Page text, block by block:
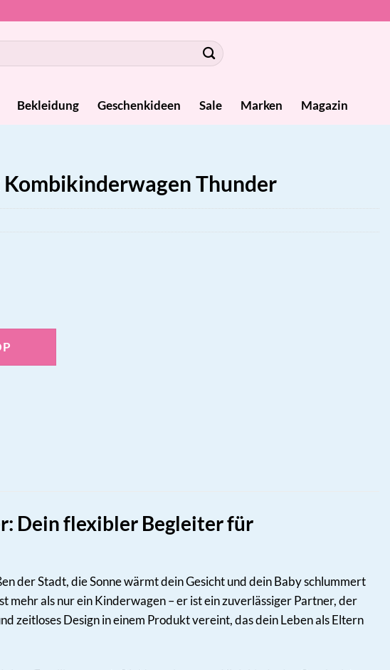
Bekleidung Geschenkideen Sale Marken Magazin
Thunder
Dein flexibler Begleiter für
der Stadt, die Sonne wärmt dein Gesicht und dein Baby schlummert
mehr als nur ein Kinderwagen – er ist ein zuverlässiger Partner, der
zeitloses Design in einem Produkt vereint, das dein Leben als Eltern